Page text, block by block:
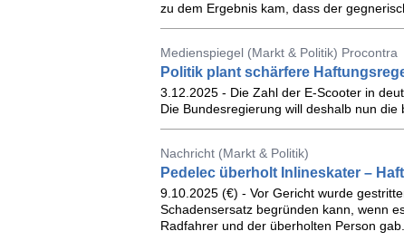
zu dem Ergebnis kam, dass der
Medienspiegel (Markt & Politik) Procontra
Politik plant schärfere
3.12.2025 - Die Zahl der E-Scooter in
Die Bundesregierung will deshalb nun
Nachricht (Markt & Politik)
Pedelec überholt Inlineskater –
9.10.2025 (€) - Vor Gericht wurde
Schadensersatz begründen kann, wenn
Radfahrer und der überholten Person gab.